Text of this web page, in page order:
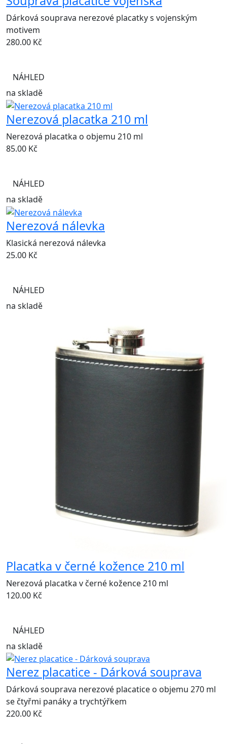
Dárková souprava nerezové placatky s vojenským
motivem
280.00 Kč
NÁHLED
na skladě
Nerezová placatka 210 ml
Nerezová placatka o objemu 210 ml
85.00 Kč
NÁHLED
na skladě
Nerezová nálevka
Klasická nerezová nálevka
25.00 Kč
NÁHLED
na skladě
Placatka v černé kožence 210 ml
Nerezová placatka v černé kožence 210 ml
120.00 Kč
NÁHLED
na skladě
Nerez placatice - Dárková souprava
Dárková souprava nerezové placatice o objemu 270 ml
se čtyřmi panáky a trychtýřkem
220.00 Kč